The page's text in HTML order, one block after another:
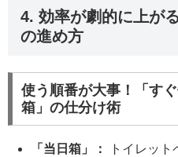
4. 効率が劇的に上が
の進め方
使う順番が大事！「す
箱」の仕分け術
「当日箱」：
トイレッ